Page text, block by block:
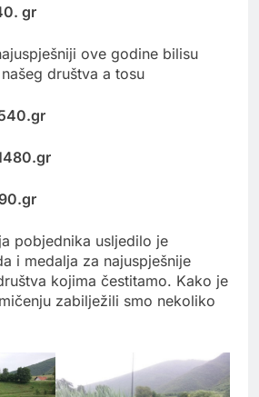
gr
ove godine bilisu
društva a tosu
pobjednika usljedilo je
i medalja za najuspješnije
kojima čestitamo. Kako je
zabilježili smo nekoliko